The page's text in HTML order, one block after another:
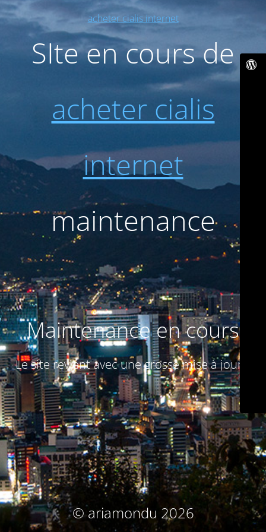
acheter cialis internet
SIte en cours de
acheter cialis
internet
maintenance
Maintenance en cours
Le site revient avec une grosse mise à jour :)
© ariamondu 2026